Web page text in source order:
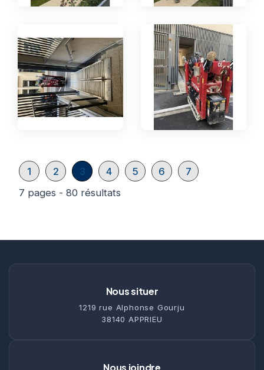
1 2 3 4 5 6
7
7 pages - 80 résultats
Nous situer
1219 rue Alphonse Gourju
38140 APPRIEU
Nous joindre